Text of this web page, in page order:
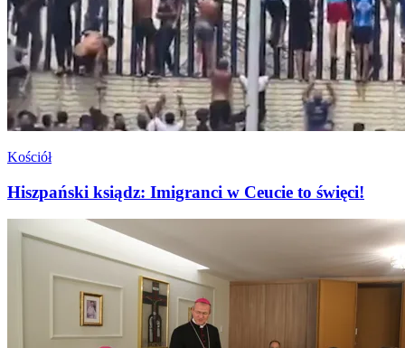
Kościół
Hiszpański ksiądz: Imigranci w Ceucie to święci!